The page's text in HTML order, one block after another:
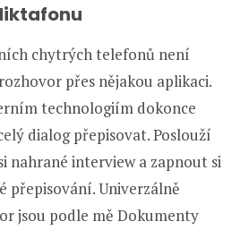
chytrých telefonů není
přes nějakou aplikaci.
technologiím dokonce
dialog přepisovat. Poslouží
nahrané interview a zapnout si
přepisování. Univerzálně
jsou podle mě Dokumenty